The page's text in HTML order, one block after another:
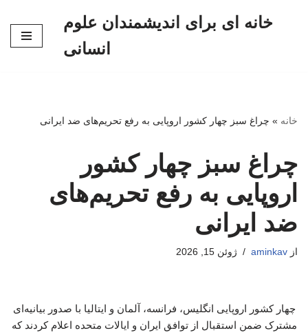
خانه ای برای اندیشمندان علوم
انسانی
خانه » چراغ سبز چهار کشور اروپایی به رفع تحریم‌های ضد ایرانی
چراغ سبز چهار کشور
اروپایی به رفع تحریم‌های
ضد ایرانی
از aminkav ژوئن 15, 2026
چهار کشور اروپایی انگلیس، فرانسه، آلمان و ایتالیا با صدور بیانیه‌ای
مشترک ضمن استقبال از توافق ایران و ایالات متحده اعلام کردند که